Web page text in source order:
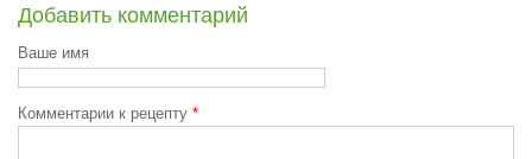
Добавить комментарий
Ваше имя
Комментарии к рецепту *